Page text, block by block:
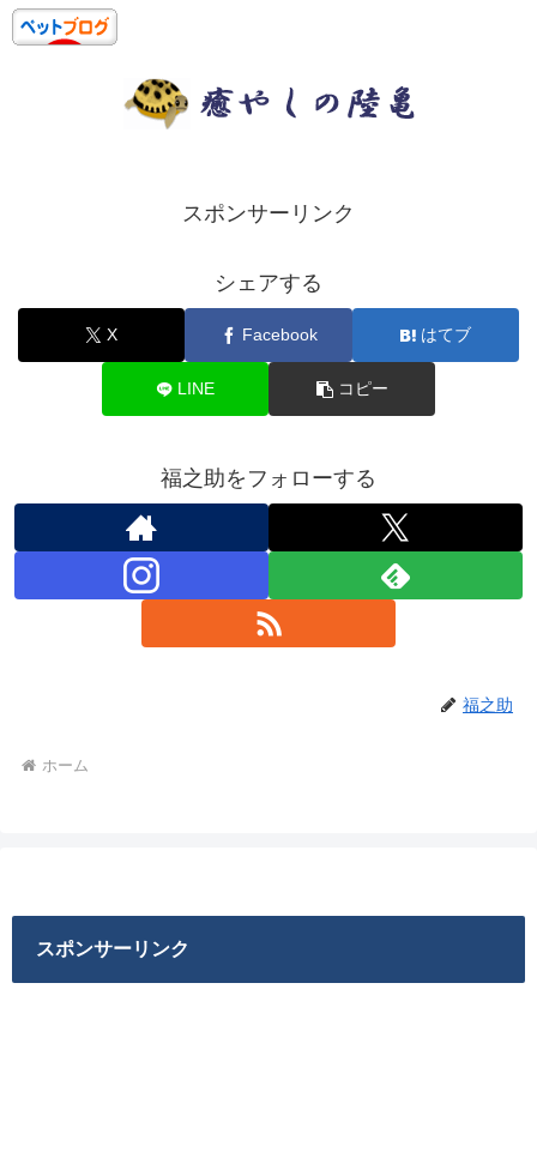
スポンサーリンク
シェアする
X Facebook はてブ
LINE コピー
福之助をフォローする
福之助
ホーム
スポンサーリンク